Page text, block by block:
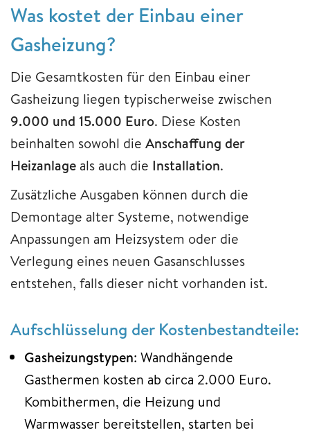
Was kostet der Einbau einer
Gasheizung?
Die Gesamtkosten für den Einbau einer
Gasheizung liegen typischerweise zwischen
9.000 und 15.000 Euro. Diese Kosten
beinhalten sowohl die Anschaffung der
Heizanlage als auch die Installation.
Zusätzliche Ausgaben können durch die
Demontage alter Systeme, notwendige
Anpassungen am Heizsystem oder die
Verlegung eines neuen Gasanschlusses
entstehen, falls dieser nicht vorhanden ist.
Aufschlüsselung der Kostenbestandteile:
Gasheizungstypen: Wandhängende
Gasthermen kosten ab circa 2.000 Euro.
Kombithermen, die Heizung und
Warmwasser bereitstellen, starten bei